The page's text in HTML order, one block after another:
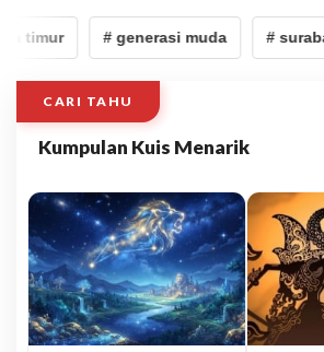
# generasi muda # surabaya
CARI TAHU
Kumpulan Kuis Menarik